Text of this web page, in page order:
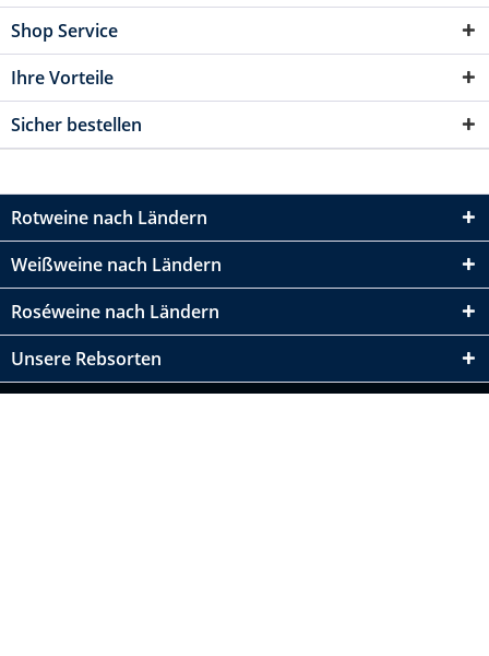
Shop Service
Ihre Vorteile
Sicher bestellen
Rotweine nach Ländern
Weißweine nach Ländern
Roséweine nach Ländern
Unsere Rebsorten